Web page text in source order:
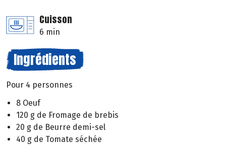
Cuisson
6 min
Ingrédients
Pour 4 personnes
8 Oeuf
120 g de Fromage de brebis
20 g de Beurre demi-sel
40 g de Tomate séchée